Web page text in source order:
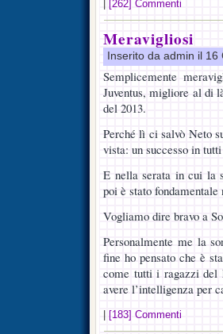
[262] Commenti
Meravigliosi
Inserito da admin il
Semplicemente
Juventus, migliore al di
del 2013.
Perché lì ci salvò Neto
vista: un successo in
E nella serata in cui la
poi è stato
Vogliamo dire bravo a
Personalmente me la
fine ho pensato che è
come tutti i ragazzi del
avere l’intelligenza per
[183] Commenti